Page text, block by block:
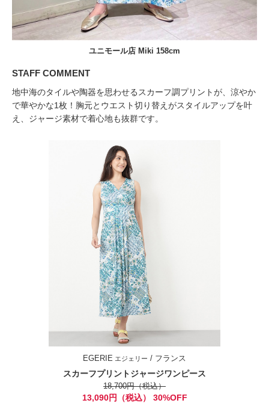
ユニモール店 Miki 158cm
STAFF COMMENT
地中海のタイルや陶器を思わせるスカーフ調プリントが、涼やか
で華やかな1枚！胸元とウエスト切り替えがスタイルアップを叶
え、ジャージ素材で着心地も抜群です。
EGERIE エジェリー / フランス
スカーフプリントジャージワンピース
18,700円（税込）
13,090円（税込） 30%OFF